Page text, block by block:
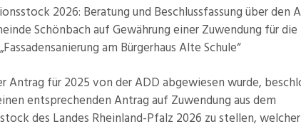
2026: Beratung und Beschlussfassung über den
Schönbach auf Gewährung einer Zuwendung für die
am Bürgerhaus Alte Schule“
Antrag für 2025 von der ADD abgewiesen wurde,
entsprechenden Antrag auf Zuwendung aus dem
des Landes Rheinland-Pfalz 2026 zu stellen,